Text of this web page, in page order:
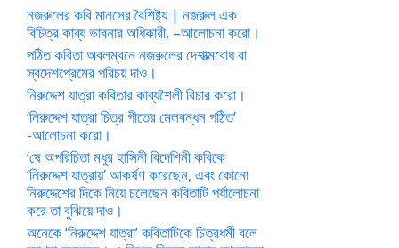
নজরুলের কবি মানসের বৈশিষ্ট্য | নজরুল এক
বিচিত্র কাব্য ভাবনার অধিকারী, –আলোচনা করো।
পঠিত কবিতা অবলম্বনে নজরুলের দেশাত্মবোধ বা
স্বদেশপ্রেমের পরিচয় দাও।
নিরুদ্দেশ যাত্রা কবিতার কাব্যশৈলী বিচার করো।
‘নিরুদ্দেশ যাত্রা চিত্র গীতের মেলবন্ধন গঠিত’
-আলোচনা করো।
‘ষে অপরিচিতা মধুর হাসিনী বিদেশিনী কবিকে
‘নিরুদ্দেশ যাত্রায়’ আকর্ষণ করেছেন, এবং কোনো
নিরুদ্দেশের দিকে নিয়ে চলেছেন কবিতাটি পর্যালোচনা
করে তা বুঝিয়ে দাও।
অনেকে ‘নিরুদ্দেশ যাত্রা’ কবিতাটিকে চিত্রধর্মী বলে